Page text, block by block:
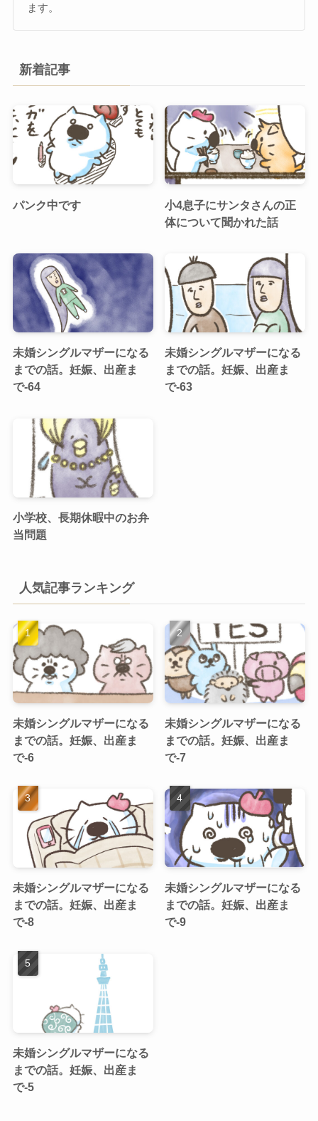
ます。
新着記事
パンク中です
小4息子にサンタさんの正
体について聞かれた話
未婚シングルマザーになる
までの話。妊娠、出産ま
で-64
未婚シングルマザーになる
までの話。妊娠、出産ま
で-63
小学校、長期休暇中のお弁
当問題
人気記事ランキング
未婚シングルマザーになる
までの話。妊娠、出産ま
で-6
未婚シングルマザーになる
までの話。妊娠、出産ま
で-7
未婚シングルマザーになる
までの話。妊娠、出産ま
で-8
未婚シングルマザーになる
までの話。妊娠、出産ま
で-9
未婚シングルマザーになる
までの話。妊娠、出産ま
で-5